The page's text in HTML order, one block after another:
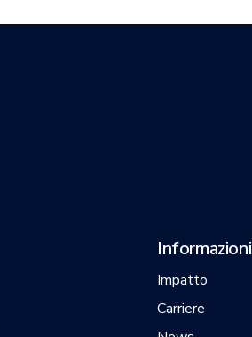
Informazioni
Impatto
Carriere